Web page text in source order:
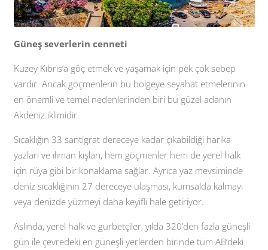
Güneş severlerin cenneti
Kuzey Kıbrıs’a göç etmek ve yaşamak için pek çok sebep
vardır. Ancak göçmenlerin bu bölgeye seyahat etmelerinin
en önemli ve temel nedenlerinden biri bu güzel adanın
Akdeniz iklimidir.
Sıcaklığın 33 santigrat dereceye kadar çıkabildiği harika
yazları ve ılıman kışları, hem göçmenler hem de yerel halk
için rüya gibi bir konaklama sağlar. Ayrıca yaz mevsiminde
deniz sıcaklığının 27 dereceye ulaşması, kumsalda kalmayı
veya denizde yüzmeyi daha keyifli hale getiriyor.
Aslında, yerel halk ve gurbetçiler, yılda 320’den fazla güneşli
gün ile çevredeki en güneşli yerlerden birinde tüm AB’deki